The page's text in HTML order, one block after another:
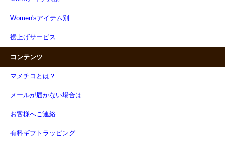
Women'sアイテム別
裾上げサービス
コンテンツ
マメチコとは？
メールが届かない場合は
お客様へご連絡
有料ギフトラッピング